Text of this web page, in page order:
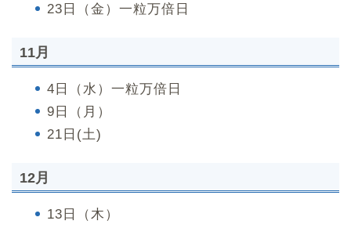
23日（金）一粒万倍日
11月
4日（水）一粒万倍日
9日（月）
21日(土)
12月
13日（木）